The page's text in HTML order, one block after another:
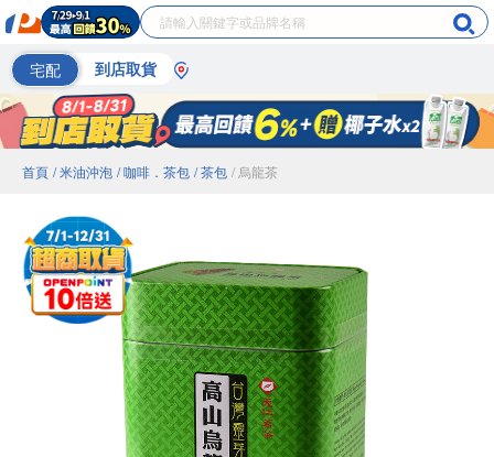
宅配 到店取貨
首頁 / 米油沖泡 / 咖啡．茶包 / 茶包 / 烏龍茶